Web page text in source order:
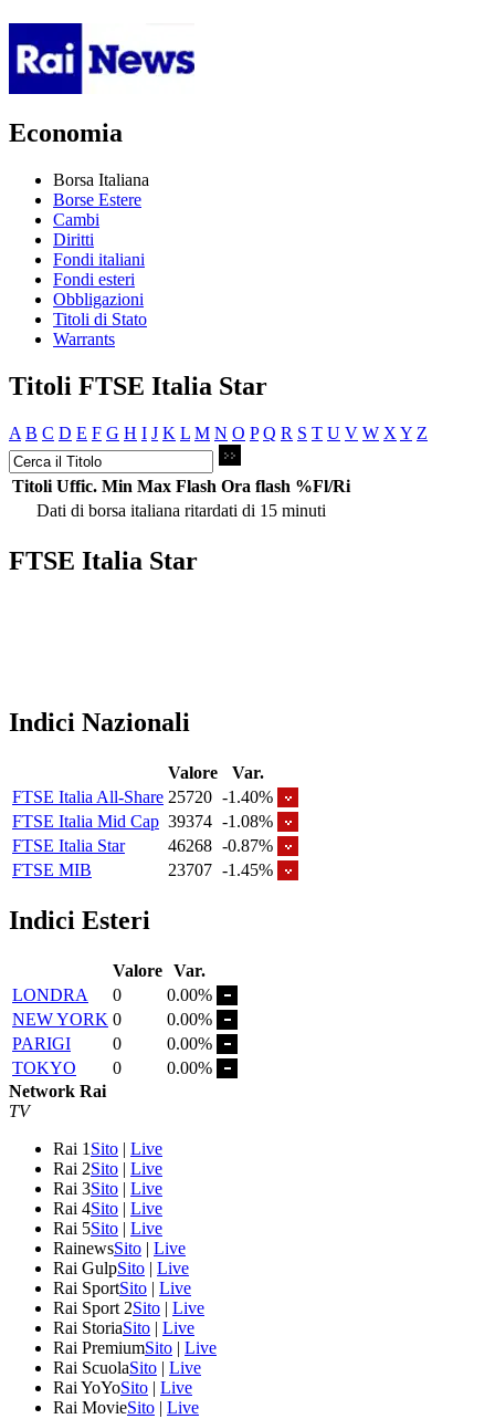
Economia
Borsa Italiana
Borse Estere
Cambi
Diritti
Fondi italiani
Fondi esteri
Obbligazioni
Titoli di Stato
Warrants
Titoli FTSE Italia Star
A B C D E F G H I J K L M N O P Q R S T U V W X Y Z
Titoli Uffic. Min Max Flash Ora flash %Fl/Ri
Dati di borsa italiana ritardati di 15 minuti
FTSE Italia Star
Indici Nazionali
Valore
Var.
FTSE Italia All-Share 25720 -1.40%
FTSE Italia Mid Cap 39374 -1.08%
FTSE Italia Star
46268 -0.87%
FTSE MIB
23707 -1.45%
Indici Esteri
Valore Var.
LONDRA
0
0.00%
NEW YORK 0
0.00%
PARIGI
0
0.00%
TOKYO
0
0.00%
Network Rai
TV
Rai 1 Sito | Live
Rai 2Sito | Live
Rai 3Sito | Live
Rai 4Sito | Live
Rai 5Sito | Live
RainewsSito | Live
Rai GulpSito | Live
Rai SportSito | Live
Rai Sport 2Sito | Live
Rai StoriaSito | Live
Rai PremiumSito | Live
Rai ScuolaSito | Live
Rai YoYoSito | Live
Rai MovieSito | Live